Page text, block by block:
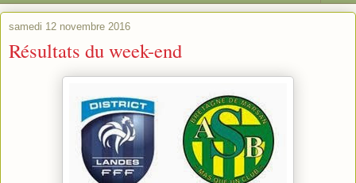
samedi 12 novembre 2016
Résultats du week-end